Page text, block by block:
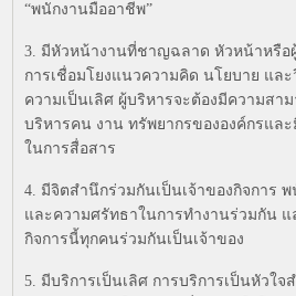
“พนักงานมืออาชีพ”
3. มีหัวหน้างานที่ชาญฉลาด หัวหน้าหรือ
การเชื่อมโยงแนวความคิด นโยบาย และ
ความเป็นเลิศ ผู้บริหารจะต้องมีความสา
บริหารคน งาน ทรัพยากรขององค์กรแล
ในการสื่อสาร
4. มีจิตสำนึกร่วมกันเป็นเจ้าของกิจการ
และความศรัทธาในการทำงานร่วมกัน
กิจการนี้ทุกคนร่วมกันเป็นเจ้าของ
5. มีบริการเป็นเลิศ การบริการเป็นหัวใ